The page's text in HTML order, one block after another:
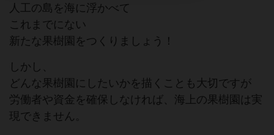
人工の島を海に浮かべて
これまでにない
新たな果樹園をつくりましょう！
しかし、
どんな果樹園にしたいかを描くことも大切ですが
労働者や資金を確保しなければ、海上の果樹園は実
現できません。